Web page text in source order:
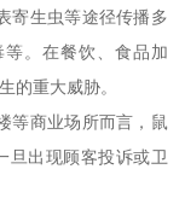
寄生虫等途径传播多
。在餐饮、食品加
的重大威胁。
等商业场所而言，鼠
旦出现顾客投诉或卫